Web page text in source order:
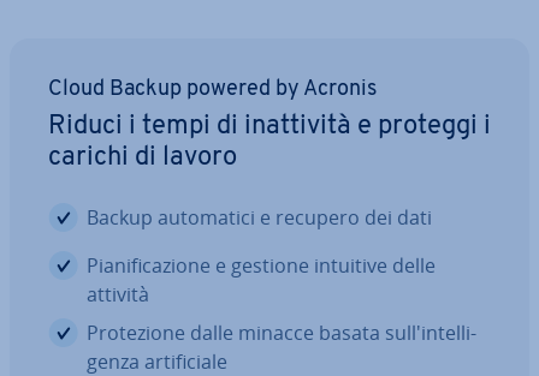
Cloud Backup powered by Acronis
Riduci i tempi di inat­ti­vi­tà e proteggi i
carichi di lavoro
Backup au­to­ma­ti­ci e recupero dei dati
Pia­ni­fi­ca­zio­ne e gestione intuitive delle
attività
Pro­te­zio­ne dalle minacce basata sul­l'in­tel­li­
gen­za ar­ti­fi­cia­le